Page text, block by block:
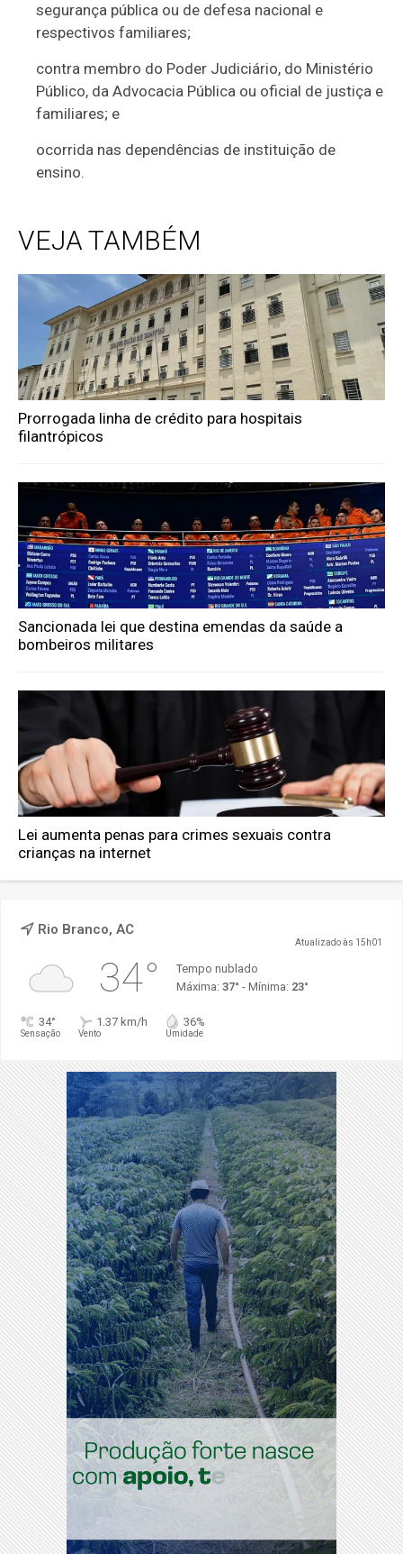
segurança pública ou de defesa nacional e
respectivos familiares;
contra membro do Poder Judiciário, do Ministério
Público, da Advocacia Pública ou oficial de justiça e
familiares; e
ocorrida nas dependências de instituição de
ensino.
VEJA TAMBÉM
Prorrogada linha de crédito para hospitais
filantrópicos
Sancionada lei que destina emendas da saúde a
bombeiros militares
Lei aumenta penas para crimes sexuais contra
crianças na internet
Rio Branco, AC
Atualizado às 15h01
34°
Tempo nublado
Máxima: 37° - Mínima: 23°
34°
Sensação
1.37 km/h
Vento
36%
Umidade